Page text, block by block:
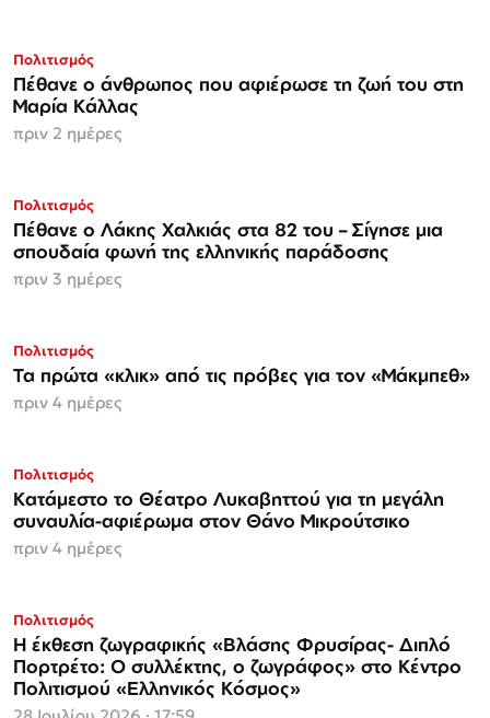
Πολιτισμός
Πέθανε ο άνθρωπος που αφιέρωσε τη ζωή του στη
Μαρία Κάλλας
πριν 2 ημέρες
Πολιτισμός
Πέθανε ο Λάκης Χαλκιάς στα 82 του – Σίγησε μια
σπουδαία φωνή της ελληνικής παράδοσης
πριν 3 ημέρες
Πολιτισμός
Τα πρώτα «κλικ» από τις πρόβες για τον «Μάκμπεθ»
πριν 4 ημέρες
Πολιτισμός
Κατάμεστο το Θέατρο Λυκαβηττού για τη μεγάλη
συναυλία-αφιέρωμα στον Θάνο Μικρούτσικο
πριν 4 ημέρες
Πολιτισμός
Η έκθεση ζωγραφικής «Βλάσης Φρυσίρας- Διπλό
Πορτρέτο: Ο συλλέκτης, ο ζωγράφος» στο Κέντρο
Πολιτισμού «Ελληνικός Κόσμος»